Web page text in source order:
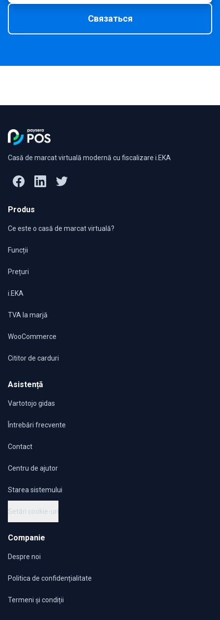
Связаться
Casă de marcat virtuală modernă cu fiscalizare i.EKA
Produs
Ce este o casă de marcat virtuală?
Funcții
Prețuri
i.EKA
TVA la marjă
WooCommerce
Cititor de carduri
Asistență
Vartotojo gidas
Întrebări frecvente
Contact
Centru de ajutor
Starea sistemului
Setări cookie-uri
Companie
Despre noi
Politica de confidențialitate
Termeni și condiții